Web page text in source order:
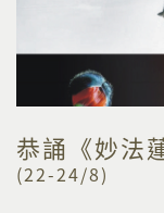
恭誦《妙法
(22-24/8)